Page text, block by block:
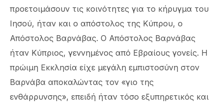
προετοιμάσουν τις κοινότητες για το κήρυγμα του
Ιησού, ήταν και ο απόστολος της Κύπρου, ο
Απόστολος Βαρνάβας. Ο Απόστολος Βαρνάβας
ήταν Κύπριος, γεννημένος από Εβραίους γονείς. Η
πρώιμη Εκκλησία είχε μεγάλη εμπιστοσύνη στον
Βαρνάβα αποκαλώντας τον «γιο της
ενθάρρυνσης», επειδή ήταν τόσο εξυπηρετικός και